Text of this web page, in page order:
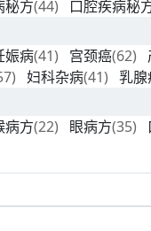
秘方(44) 口腔疾病秘
娠病(41) 宫颈癌(62)
妇科杂病(41) 乳腺
病方(22) 眼病方(35)